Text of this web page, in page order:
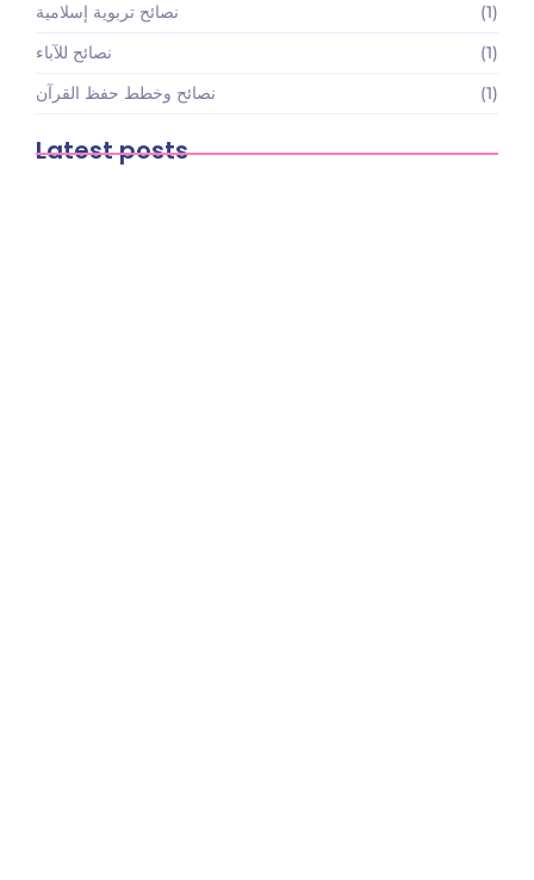
نصائح تربوية إسلامية
(1)
نصائح للآباء
(1)
نصائح وخطط حفظ القرآن
(1)
Latest posts